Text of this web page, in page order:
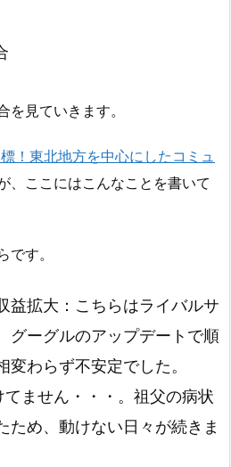
を見ていきます。
！東北地方を中心にしたコミュ
、ここにはこんなことを書いて
です。
益拡大：こちらはライバルサ
グーグルのアップデートで順
変わらず不安定でした。
ません・・・。祖父の病状
ため、動けない日々が続きま